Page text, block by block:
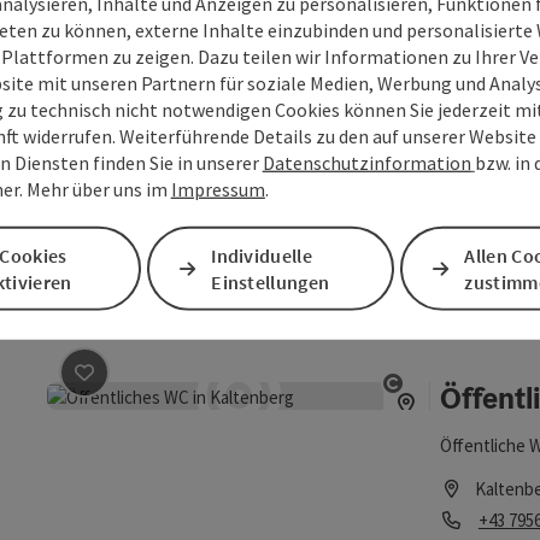
und nach
finden wir,
Höfe und
sein, in
MODI
Copyright
Beitrag merken: Öffentlicher Parkplatz gegenüber
Telefon
+43
MODI
Copyright
Beitrag merken: Öffentliches WC
Öffentliche
Telefon
+43
zu können, externe Inhalte einzubinden und personalisierte
zu zeigen. Dazu teilen wir Informationen zu Ihrer
mit unseren Partnern für soziale Medien, Werbung und
technisch nicht notwendigen Cookies können Sie jederzeit
widerrufen. Weiterführende Details zu den auf unserer Website
Diensten finden Sie in unsererDatenschutzinformation bzw. in
Mehr über uns im Impressum.
Individuelle
Einstellungen
Allen